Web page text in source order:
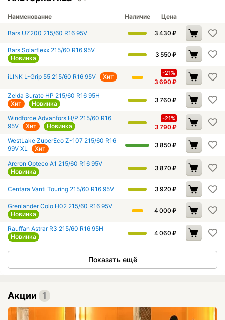
Наименование Наличие Цена
Bars UZ200 215/60 R16 95V 3 430 ₽
Bars Solarflexx 215/60 R16 95V
Новинка
3 550 ₽
iLINK L-Grip 55 215/60 R16 95V Хит -21%
3 690₽
Zelda Surate HP 215/60 R16 95H
Хит
Новинка 3 760 ₽
Windforce Advanfors H/P 215/60 R16
95V
Хит Новинка
-21%
3 790₽
WestLake ZuperEco Z-107 215/60 R16
99V XL
Хит 3 850 ₽
Arcron Opteco A1 215/60 R16 95V
Новинка
3 870 ₽
Centara Vanti Touring 215/60 R16 95V 3 920 ₽
Grenlander Colo H02 215/60 R16 95V
Новинка
4 000 ₽
Rauffan Astrar R3 215/60 R16 95H
Новинка
4 060 ₽
Показать ещё
Акции 1